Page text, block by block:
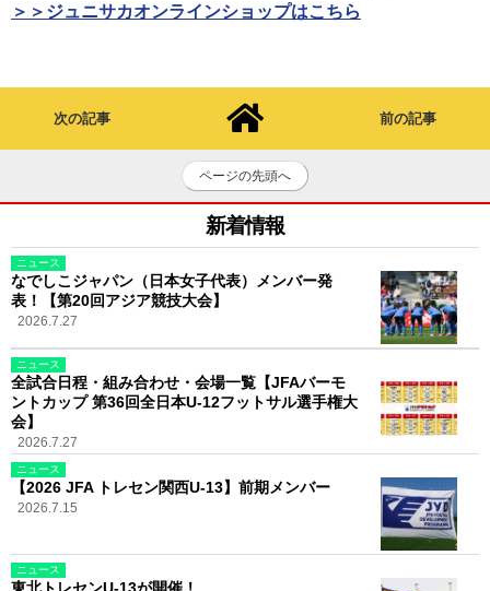
＞＞ジュニサカオンラインショップはこちら
次の記事 前の記事
ページの先頭へ
新着情報
ニュース
なでしこジャパン（日本女子代表）メンバー発
表！【第20回アジア競技大会】
2026.7.27
ニュース
全試合日程・組み合わせ・会場一覧【JFAバーモ
ントカップ 第36回全日本U-12フットサル選手権大
会】
2026.7.27
ニュース
【2026 JFA トレセン関西U-13】前期メンバー
2026.7.15
ニュース
東北トレセンU-13が開催！